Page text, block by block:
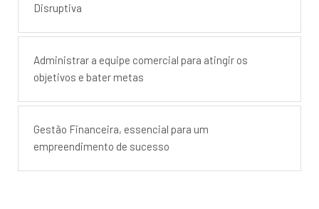
Disruptiva
Administrar a equipe comercial para atingir os
objetivos e bater metas
Gestão Financeira, essencial para um
empreendimento de sucesso